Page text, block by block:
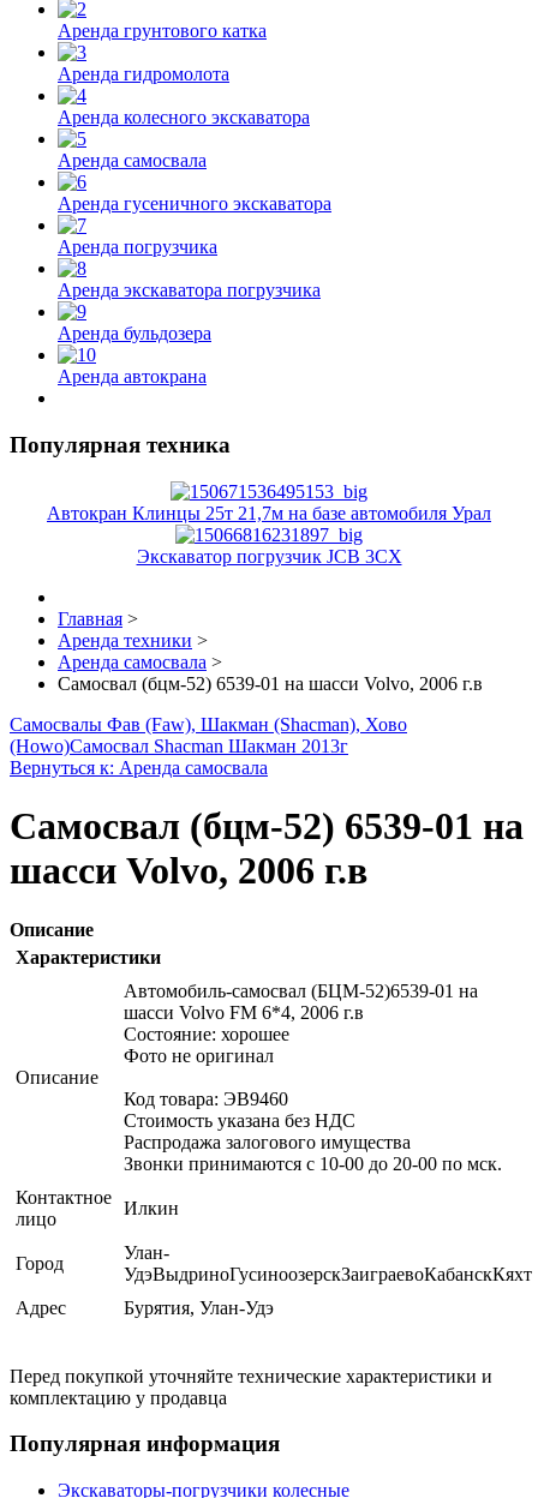
Аренда грунтового катка
Аренда гидромолота
Аренда колесного экскаватора
Аренда самосвала
Аренда гусеничного экскаватора
Аренда погрузчика
Аренда экскаватора погрузчика
Аренда бульдозера
Аренда автокрана
Популярная техника
Автокран Клинцы 25т 21,7м на базе автомобиля Урал
Экскаватор погрузчик JCB 3CX
Главная >
Аренда техники >
Аренда самосвала >
Самосвал (бцм-52) 6539-01 на шасси Volvo, 2006 г.в
Самосвалы Фав (Faw), Шакман (Shacman), Хово
(Howo)Самосвал Shacman Шакман 2013г
Вернуться к: Аренда самосвала
Самосвал (бцм-52) 6539-01 на
шасси Volvo, 2006 г.в
Описание
Характеристики
Описание
Автомобиль-самосвал (БЦМ-52)6539-01 на
шасси Volvo FM 6*4, 2006 г.в
Состояние: хорошее
Фото не оригинал
Код товара: ЭВ9460
Стоимость указана без НДС
Распродажа залогового имущества
Звонки принимаются с 10-00 до 20-00 по мск.
Контактное
лицо
Илкин
Город
Улан-
УдэВыдриноГусиноозерскЗаиграевоКабанскКяхт
Адрес
Бурятия, Улан-Удэ
Перед покупкой уточняйте технические характеристики и
комплектацию у продавца
Популярная информация
Экскаваторы-погрузчики колесные